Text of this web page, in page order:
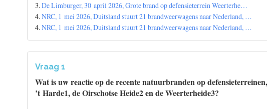
3.De Limburger, 30 april 2026, Grote brand op defensieterrein Weerterhe…
4.NRC, 1 mei 2026, Duitsland stuurt 21 brandweerwagens naar Nederland, …
4.NRC, 1 mei 2026, Duitsland stuurt 21 brandweerwagens naar Nederland, …
Vraag 1
Wat is uw reactie op de recente natuurbranden op
’t Harde1, de Oirschotse Heide2 en de Weerterheide3?